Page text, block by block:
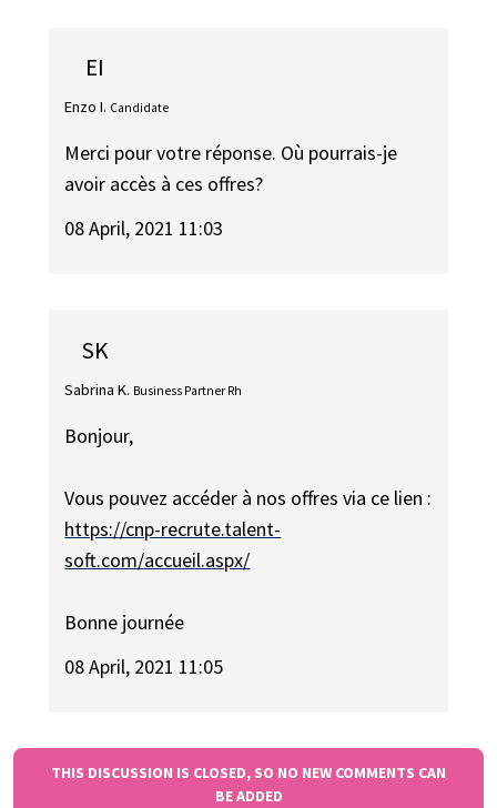
EI
Enzo I. Candidate
Merci pour votre réponse. Où pourrais-je
avoir accès à ces offres?
08 April, 2021 11:03
SK
Sabrina K. Business Partner Rh
Bonjour,
Vous pouvez accéder à nos offres via ce lien :
https://cnp-recrute.talent-
soft.com/accueil.aspx/
Bonne journée
08 April, 2021 11:05
THIS DISCUSSION IS CLOSED, SO NO NEW COMMENTS CAN
BE ADDED